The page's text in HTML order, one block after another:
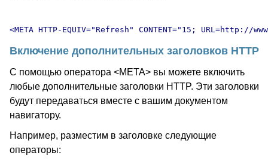
Включение дополнительных заголовков HTTP
С помощью оператора <META> вы можете включить
любые дополнительные заголовки HTTP. Эти заголовки
будут передаваться вместе с вашим документом
навигатору.
Например, разместим в заголовке следующие
операторы: